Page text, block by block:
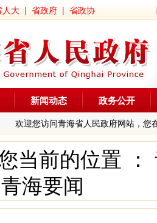
人大 | 省政府 | 省政协
欢迎您访问青海省人民政府网站，您
新闻动态 政务公开
当前的位置 ：
青海要闻